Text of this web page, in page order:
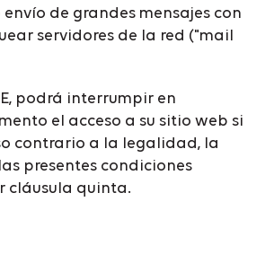
de grandes mensajes con
servidores de la red ("mail
podrá interrumpir en
el acceso a su sitio web si
contrario a la legalidad, la
presentes condiciones
cláusula quinta.